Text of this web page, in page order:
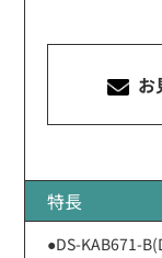
お
特長
●DS-KAB671-